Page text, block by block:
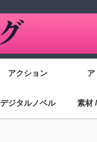
アクション ア
デジタルノベル 素材